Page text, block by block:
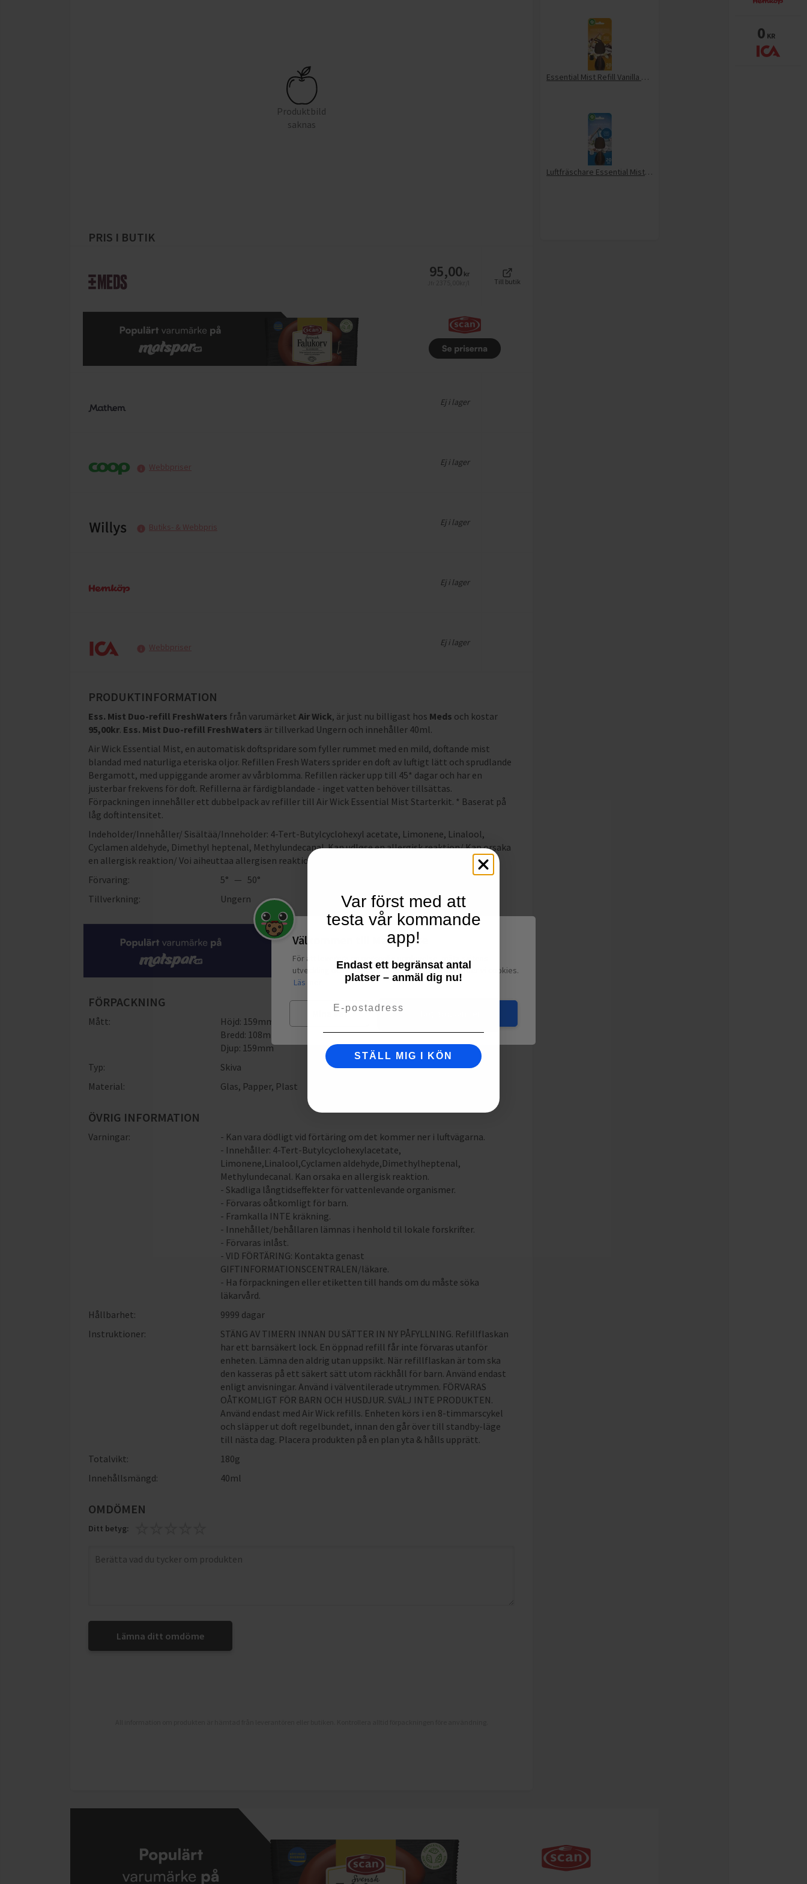
Produktbild
saknas
Essential Mist Refill Vanilla Shea
Luftfräschare Essential Mist Refill Linen & White Orchid
PRIS I BUTIK
95,00 kr
Till butik
Ej i lager
Webbpriser Ej i lager
Butiks- & Webbpris Ej i lager
Ej i lager
Webbpriser Ej i lager
PRODUKTINFORMATION
Ess. Mist Duo-refill FreshWaters från varumärket Air Wick, är just nu billigast hos Meds och kostar
95,00kr. Ess. Mist Duo-refill FreshWaters är tillverkad Ungern och innehåller 40ml.
Air Wick Essential Mist, en automatisk doftspridare som fyller rummet med en mild, doftande mist
blandad med naturliga eteriska oljor. Refillen Fresh Waters sprider en doft av luftigt lätt och sprudlande
Bergamott, med uppiggande aromer av vårblomma. Refillen räcker upp till 45* dagar och har en
justerbar frekvens för doft. Refillerna är färdigblandade - inget vatten behöver tillsättas.
Förpackningen innehåller ett dubbelpack av refiller till Air Wick Essential Mist Starterkit. * Baserat på
låg doftintensitet.
Indeholder/Innehåller/ Sisältää/Inneholder: 4-Tert-Butylcyclohexyl acetate, Limonene, Linalool,
Cyclamen aldehyde, Dimethyl heptenal, Methylundecanal. Kan udløse en allergisk reaktion/ Kan orsaka
en allergisk reaktion/ Voi aiheuttaa allergisen reaktion/ Kan gi en allergisk reaksjon.
Förvaring:
5° — 50°
Tillverkning:
Ungern
FÖRPACKNING
Mått:
Höjd: 159mm
Bredd: 108mm
Djup: 159mm
Typ:
Skiva
Material:
Glas, Papper, Plast
ÖVRIG INFORMATION
Varningar:
- Kan vara dödligt vid förtäring om det kommer ner i luftvägarna.
- Innehåller: 4-Tert-Butylcyclohexylacetate,
Limonene,Linalool,Cyclamen aldehyde,Dimethylheptenal,
Methylundecanal. Kan orsaka en allergisk reaktion.
- Skadliga långtidseffekter för vattenlevande organismer.
- Förvaras oåtkomligt för barn.
- Framkalla INTE kräkning.
- Innehållet/behållaren lämnas i henhold til lokale forskrifter.
- Förvaras inlåst.
- VID FÖRTÄRING: Kontakta genast
GIFTINFORMATIONSCENTRALEN/läkare.
- Ha förpackningen eller etiketten till hands om du måste söka
läkarvård.
Hållbarhet:
9999 dagar
Instruktioner:
STÄNG AV TIMERN INNAN DU SÄTTER IN NY PÅFYLLNING. Refillflaskan
har ett barnsäkert lock. En öppnad refill får inte förvaras utanför
enheten. Lämna den aldrig utan uppsikt. När refillflaskan är tom ska
den kasseras på ett säkert sätt utom räckhåll för barn. Använd endast
enligt anvisningar. Använd i välventilerade utrymmen. FÖRVARAS
OÅTKOMLIGT FÖR BARN OCH HUSDJUR. SVÄLJ INTE PRODUKTEN.
Använd endast med Air Wick refills. Enheten körs i en 8-timmarscykel
och släpper ut doft regelbundet, innan den går över till standby-läge
till nästa dag. Placera produkten på en plan yta & hålls upprätt.
Totalvikt:
180g
Innehållsmängd:
40ml
OMDÖMEN
Ditt betyg:
Lämna ditt omdöme
0 KR
Välkommen till Matspar.se
För att leverera en personlig upplevelse, mäta sajtens
utveckling och ha sociala medier-koppling använder vi cookies.
Läs mer
Mina val
Var först med att
testa vår kommande
app!
Endast ett begränsat antal
platser – anmäl dig nu!
STÄLL MIG I KÖN